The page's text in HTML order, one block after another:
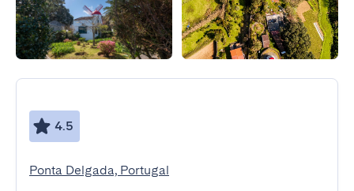
4.5
Ponta Delgada, Portugal